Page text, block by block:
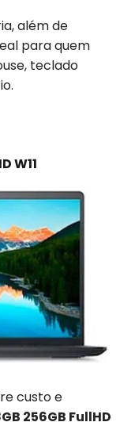
além de
para quem
teclado
W11
custo e
256GB FullHD